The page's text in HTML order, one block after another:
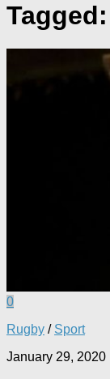
Tagged:
0
Rugby / Sport
January 29, 2020